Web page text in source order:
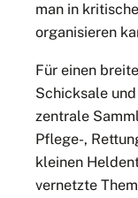
man in
organisieren
Für einen
Schicksale
zentrale
Pflege-,
kleinen
vernetzte